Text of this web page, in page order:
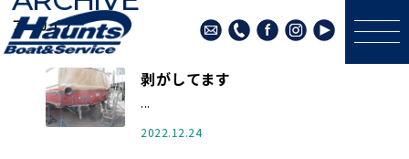
アーカイブ
剥がしてます
...
2022.12.24